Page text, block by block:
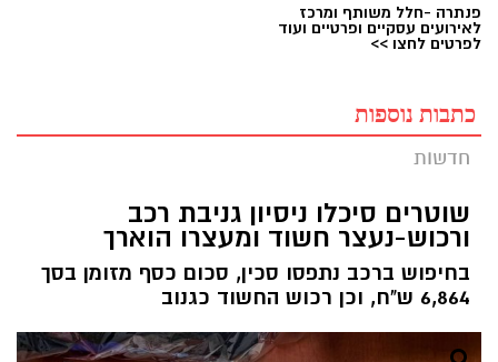
פנתרה -חלל משותף ומרכז
לאירועים עסקיים ופרטיים ועוד
לפרטים לחצו >>
כתבות נוספות
חדשות
שוטרים סיכלו ניסיון גניבת רכב
ורכוש-נעצר חשוד ומעצרו הוארך
בחיפוש ברכב נתפסו סכין, סכום כסף מזומן בסך
6,864 ש"ח, וכן רכוש החשוד כגנוב